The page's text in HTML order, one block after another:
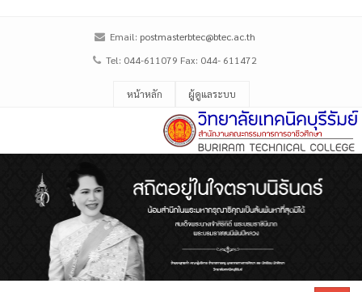
Email: postmasterbtec@btec.ac.th
Tel: 044-611079 Fax: 044- 611472
หน้าหลัก ผู้ดูแลระบบ